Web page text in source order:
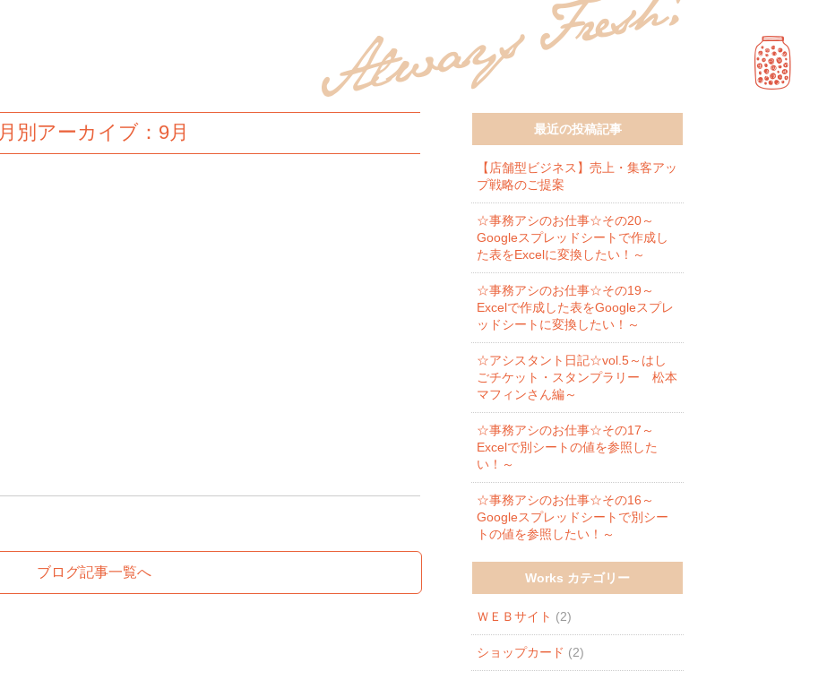
月別アーカイブ：9月
ブログ記事一覧へ
最近の投稿記事
【店舗型ビジネス】売上・集客アッ
プ戦略のご提案
☆事務アシのお仕事☆その20～
Googleスプレッドシートで作成し
た表をExcelに変換したい！～
☆事務アシのお仕事☆その19～
Excelで作成した表をGoogleスプレ
ッドシートに変換したい！～
☆アシスタント日記☆vol.5～はし
ごチケット・スタンプラリー 松本
マフィンさん編～
☆事務アシのお仕事☆その17～
Excelで別シートの値を参照した
い！～
☆事務アシのお仕事☆その16～
Googleスプレッドシートで別シー
トの値を参照したい！～
Works カテゴリー
ＷＥＢサイト (2)
ショップカード (2)